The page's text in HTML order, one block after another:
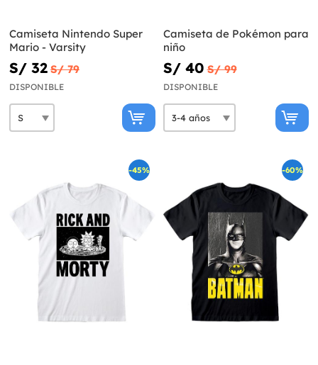
Camiseta Nintendo Super
Mario - Varsity
S/ 32 S/ 79
DISPONIBLE
Camiseta de Pokémon para
niño
S/ 40 S/ 99
DISPONIBLE
-45% -60%